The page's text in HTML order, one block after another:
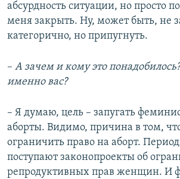
абсурдность ситуации, но просто
меня закрыть. Ну, может быть, не
категорично, но припугнуть.
– А зачем и кому это
именно вас?
– Я думаю, цель – запугать
аборты. Видимо, причина в том,
ограничить право на аборт.
поступают законопроекты об
репродуктивных прав женщин. И